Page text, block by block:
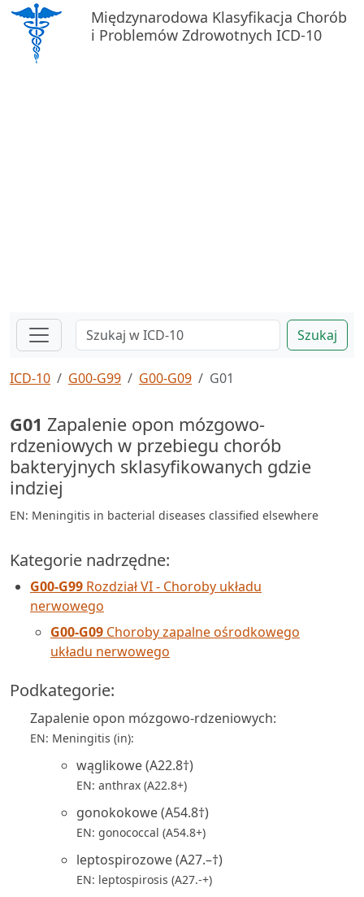
Międzynarodowa Klasyfikacja Chorób
i Problemów Zdrowotnych ICD-10
Szukaj
ICD-10 G00-G99 G00-G09 G01
G01 Zapalenie opon mózgowo-
rdzeniowych w przebiegu chorób
bakteryjnych sklasyfikowanych gdzie
indziej
EN: Meningitis in bacterial diseases classified elsewhere
Kategorie nadrzędne:
G00-G99 Rozdział VI - Choroby układu
nerwowego
G00-G09 Choroby zapalne ośrodkowego
układu nerwowego
Podkategorie:
Zapalenie opon mózgowo-rdzeniowych:
EN: Meningitis (in):
wąglikowe (A22.8†)
EN: anthrax (A22.8+)
gonokokowe (A54.8†)
EN: gonococcal (A54.8+)
leptospirozowe (A27.–†)
EN: leptospirosis (A27.-+)